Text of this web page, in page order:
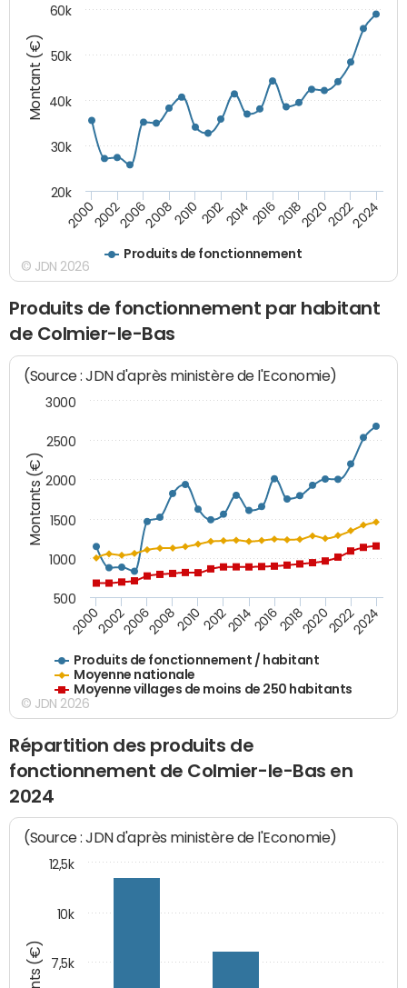
Montant (€)
Produits de fonctionnement
20002002200620082010 2012201420162018202020222024
20k
30k
40k
50k
60k
© JDN 2026
Produits de fonctionnement par habitant
de Colmier-le-Bas
Montants (€)
(Source : JDN d'après ministère de l'Economie)
Produits de fonctionnement / habitant
Moyenne nationale
Moyenne villages de moins de 250 habitants
200020022006200820102012201420162018202020222024
500
1000
1500
2000
2500
3000
© JDN 2026
Répartition des produits de
fonctionnement de Colmier-le-Bas en
2024
(Source : JDN d'après ministère de l'Economie)
7,5k
10k
12,5k